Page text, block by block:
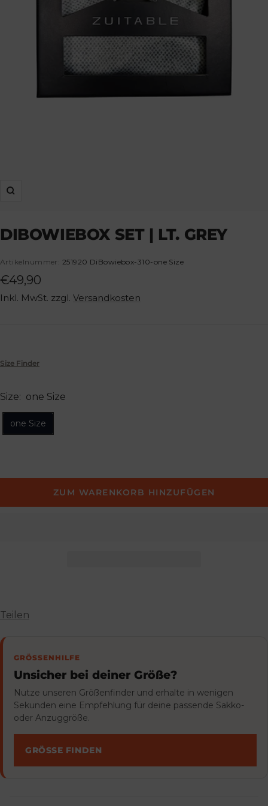
Zoom
DIBOWIEBOX SET | LT. GREY
Artikelnummer: 251920 DiBowiebox-310-one Size
Angebotspreis
€49,90
Inkl. MwSt. zzgl. Versandkosten
Size Finder
Size: one Size
one Size
ZUM WARENKORB HINZUFÜGEN
Teilen
GRÖSSENHILFE
Unsicher bei deiner Größe?
Nutze unseren Größenfinder und erhalte in wenigen
Sekunden eine Empfehlung für deine passende Sakko-
oder Anzuggröße.
GRÖSSE FINDEN